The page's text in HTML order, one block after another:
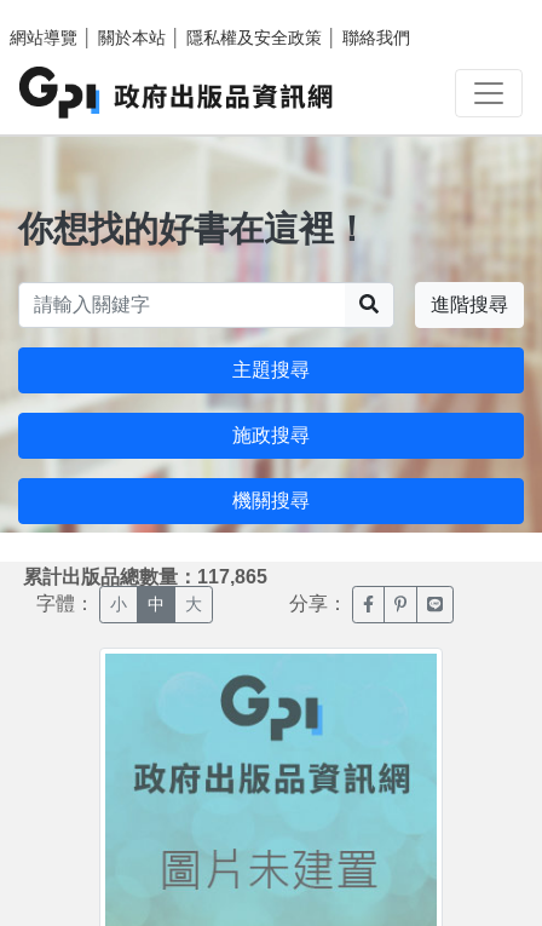
網站導覽
關於本站 隱私權及安全政策 聯絡我們
你想找的好書在這裡！
進階搜尋
主題搜尋
施政搜尋
機關搜尋
累計出版品總數量：117,865
字體： 小 中 大 分享： 臉書分享(另開新視窗)
噗浪分享(另開新
Line分享(另